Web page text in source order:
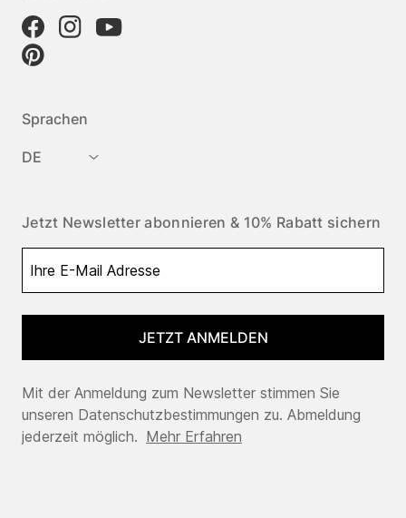
Sprachen
DE
Jetzt Newsletter abonnieren & 10% Rabatt sichern
JETZT ANMELDEN
Mit der Anmeldung zum Newsletter stimmen Sie
unseren Datenschutzbestimmungen zu. Abmeldung
jederzeit möglich. Mehr Erfahren